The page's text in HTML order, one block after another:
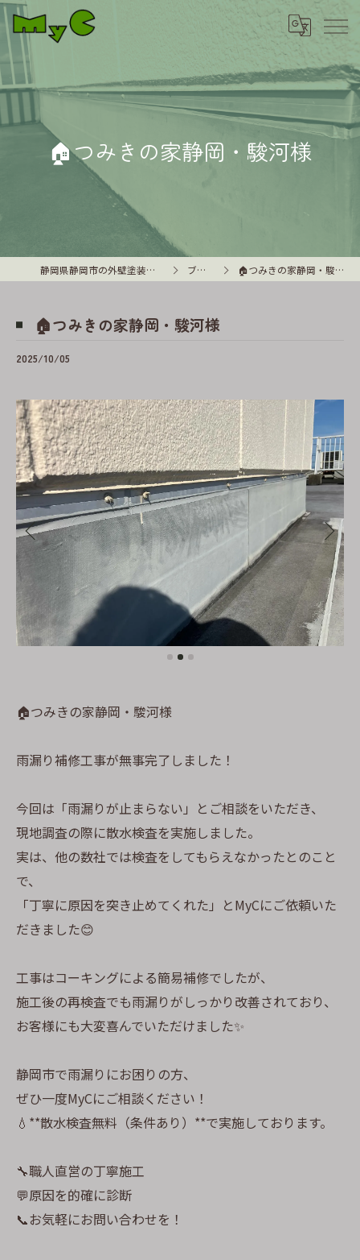
🏠つみきの家静岡・駿河様
静岡県静岡市の外壁塗装はMyC ブログ 🏠つみきの家静岡・駿河様
🏠つみきの家静岡・駿河様
2025/10/05
🏠つみきの家静岡・駿河様
雨漏り補修工事が無事完了しました！
今回は「雨漏りが止まらない」とご相談をいただき、
現地調査の際に散水検査を実施しました。
実は、他の数社では検査をしてもらえなかったとのこと
で、
「丁寧に原因を突き止めてくれた」とMyCにご依頼いた
だきました😊
工事はコーキングによる簡易補修でしたが、
施工後の再検査でも雨漏りがしっかり改善されており、
お客様にも大変喜んでいただけました✨
静岡市で雨漏りにお困りの方、
ぜひ一度MyCにご相談ください！
💧**散水検査無料（条件あり）**で実施しております。
🔧職人直営の丁寧施工
💬原因を的確に診断
📞お気軽にお問い合わせを！